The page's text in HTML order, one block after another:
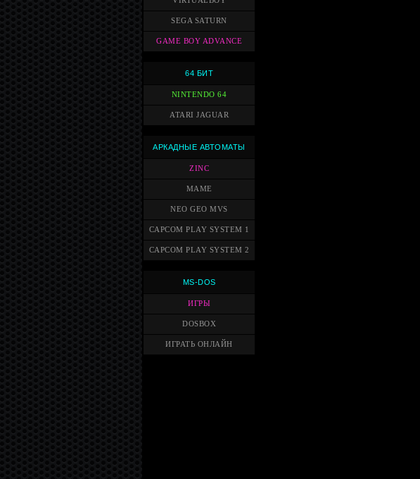
SEGA SATURN
GAME BOY ADVANCE
64 БИТ
NINTENDO 64
ATARI JAGUAR
АРКАДНЫЕ АВТОМАТЫ
ZINC
MAME
NEO GEO MVS
CAPCOM PLAY SYSTEM 1
CAPCOM PLAY SYSTEM 2
MS-DOS
ИГРЫ
DOSBOX
ИГРАТЬ ОНЛАЙН